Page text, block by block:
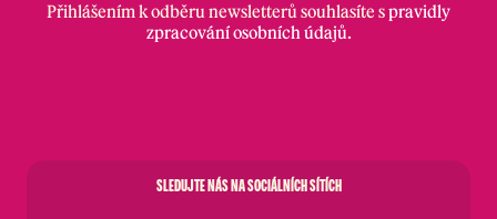
Přihlášením k odběru newsletterů souhlasíte spravidly
zpracování osobních údajů.
SLEDUJTE NÁS NA SOCIÁLNÍCH SÍTÍCH